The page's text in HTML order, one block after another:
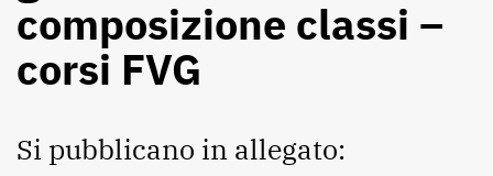
composizione classi –
corsi FVG
Si pubblicano in allegato: